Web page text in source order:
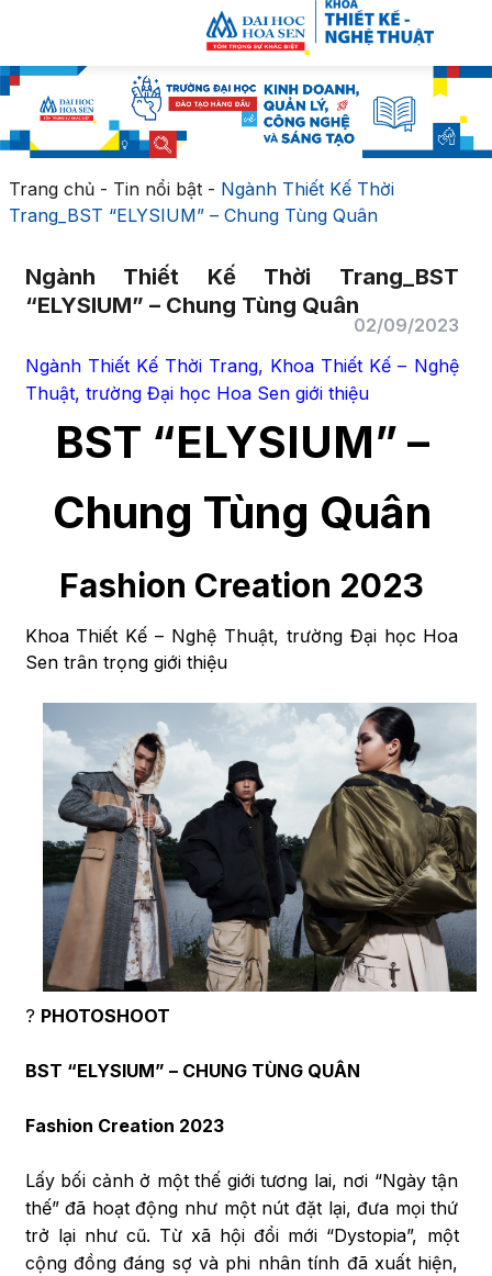
Trang chủ- Tin nổi bật- Ngành Thiết Kế Thời
Trang_BST “ELYSIUM” – Chung Tùng Quân
Ngành Thiết Kế Thời Trang_BST
“ELYSIUM” – Chung Tùng Quân
02/09/2023
Ngành Thiết Kế Thời Trang, Khoa Thiết Kế – Nghệ
Thuật, trường Đại học Hoa Sen giới thiệu
BST “ELYSIUM” –
Chung Tùng Quân
Fashion Creation 2023
Khoa Thiết Kế – Nghệ Thuật, trường Đại học Hoa
Sen trân trọng giới thiệu
? PHOTOSHOOT
BST “ELYSIUM” – CHUNG TÙNG QUÂN
Fashion Creation 2023
Lấy bối cảnh ở một thế giới tương lai, nơi “Ngày tận
thế” đã hoạt động như một nút đặt lại, đưa mọi thứ
trở lại như cũ. Từ xã hội đổi mới “Dystopia”, một
cộng đồng đáng sợ và phi nhân tính đã xuất hiện,